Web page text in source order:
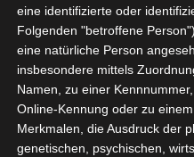
Der elfte Spieltag der
findet an vier Tagen am
2025, statt (alle Spiele
Kurzlink und weitere
eine identifizierte oder
Folgenden "betroffene
eine natürliche Person
insbesondere mittels
Namen, zu einer
Online-Kennung oder zu
Merkmalen, die Ausdruck der
genetischen, psychischen,